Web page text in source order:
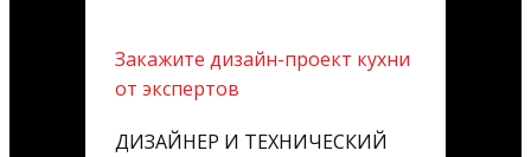
Закажите дизайн-проект кухни
от экспертов
ДИЗАЙНЕР И ТЕХНИЧЕСКИЙ